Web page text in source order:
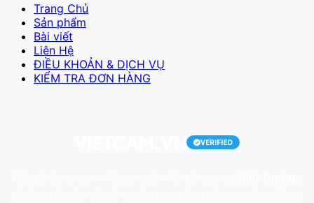
Trang Chủ
Sản phẩm
Bài viết
Liên Hệ
ĐIỀU KHOẢN & DỊCH VỤ
KIỂM TRA ĐƠN HÀNG
VERIFIED